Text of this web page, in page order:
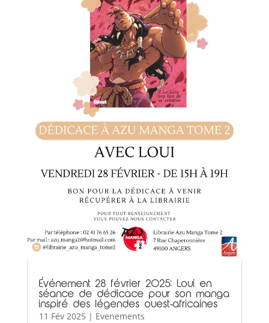
Événement 28 février 2025: Loui en
séance de dédicace pour son manga
inspiré des légendes ouest-africaines
11 Fév 2025| Evenements